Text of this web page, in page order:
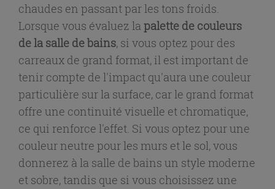
chaudes en passant par les tons froids.
Lorsque vous évaluez la palette de couleurs
de la salle de bains, si vous optez pour des
carreaux de grand format, il est important de
tenir compte de l'impact qu'aura une couleur
particulière sur la surface, car le grand format
offre une continuité visuelle et chromatique,
ce qui renforce l'effet. Si vous optez pour une
couleur neutre pour les murs et le sol, vous
donnerez à la salle de bains un style moderne
et sobre, tandis que si vous choisissez une